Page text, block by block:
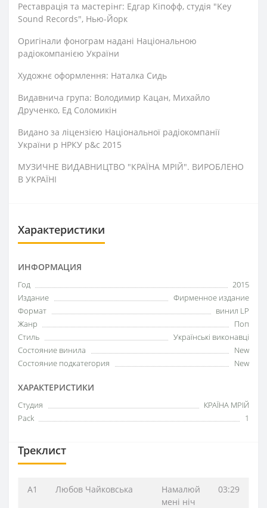
Реставрація та мастерінг: Едгар Кіпофф, студія "Key
Sound Records", Нью-Йорк
Оригінали фонограм надані Національною
радіокомпанією України
Художнє оформлення: Наталка Сидь
Видавнича група: Володимир Кацан, Михайло
Друченко, Ед Соломикін
Видано за ліцензією Національної радіокомпанії
України р НРКУ р&c 2015
МУЗИЧНЕ ВИДАВНИЦТВО "КРАЇНА МРІЙ". ВИРОБЛЕНО
В УКРАЇНІ
Характеристики
ИНФОРМАЦИЯ
Год
2015
Издание
Фирменное издание
Формат
винил LP
Жанр
Поп
Стиль
Українські виконавці
Состояние винила
New
Состояние подкатегория
New
ХАРАКТЕРИСТИКИ
Студия
КРАЇНА МРІЙ
Pack
1
Треклист
A1 Любов Чайковська
Намалюй
мені ніч
03:29